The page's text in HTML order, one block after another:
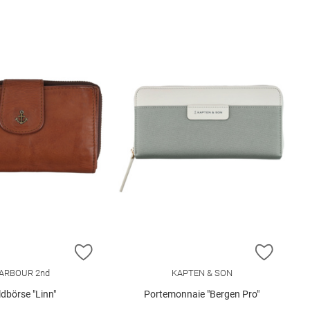
HINZUFÜGEN
2nd
"Linn"
ZUR
KAPTEN & SON
Portemonnaie "Bergen Pro"